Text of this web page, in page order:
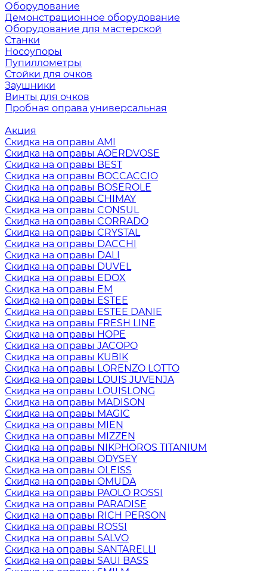
Оборудование
Демонстрационное оборудование
Оборудование для мастерской
Станки
Носоупоры
Пупиллометры
Стойки для очков
Заушники
Винты для очков
Пробная оправа универсальная
Акция
Скидка на оправы AMI
Скидка на оправы AOERDVOSE
Скидка на оправы BEST
Скидка на оправы BOCCACCIO
Скидка на оправы BOSEROLE
Скидка на оправы CHIMAY
Скидка на оправы CONSUL
Скидка на оправы CORRADO
Скидка на оправы CRYSTAL
Скидка на оправы DACCHI
Скидка на оправы DALI
Скидка на оправы DUVEL
Скидка на оправы EDOX
Скидка на оправы EM
Скидка на оправы ESTEE
Скидка на оправы ESTEE DANIE
Скидка на оправы FRESH LINE
Скидка на оправы HOPE
Скидка на оправы JACOPO
Скидка на оправы KUBIK
Скидка на оправы LORENZO LOTTO
Скидка на оправы LOUIS JUVENJA
Скидка на оправы LOUISLONG
Скидка на оправы MADISON
Скидка на оправы MAGIC
Скидка на оправы MIEN
Скидка на оправы MIZZEN
Скидка на оправы NIKPHOROS TITANIUM
Скидка на оправы ODYSEY
Скидка на оправы OLEISS
Скидка на оправы OMUDA
Скидка на оправы PAOLO ROSSI
Скидка на оправы PARADISE
Скидка на оправы RICH PERSON
Скидка на оправы ROSSI
Скидка на оправы SALVO
Скидка на оправы SANTARELLI
Скидка на оправы SAUI BASS